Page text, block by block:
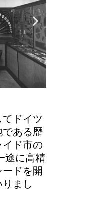
ドイツ
である歴
イド市の
途に高精
ードを開
まし